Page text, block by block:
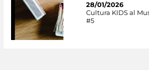
28/01/2026
Cultura KIDS al
#5